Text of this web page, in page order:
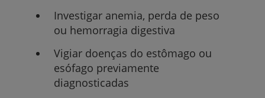
Investigar anemia, perda de peso
ou hemorragia digestiva
Vigiar doenças do estômago ou
esófago previamente
diagnosticadas